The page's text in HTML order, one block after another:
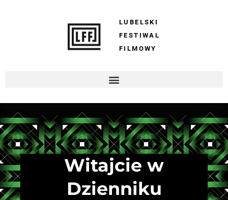
LUBELSKI
FESTIWAL
FILMOWY
Witajcie w
Dzienniku